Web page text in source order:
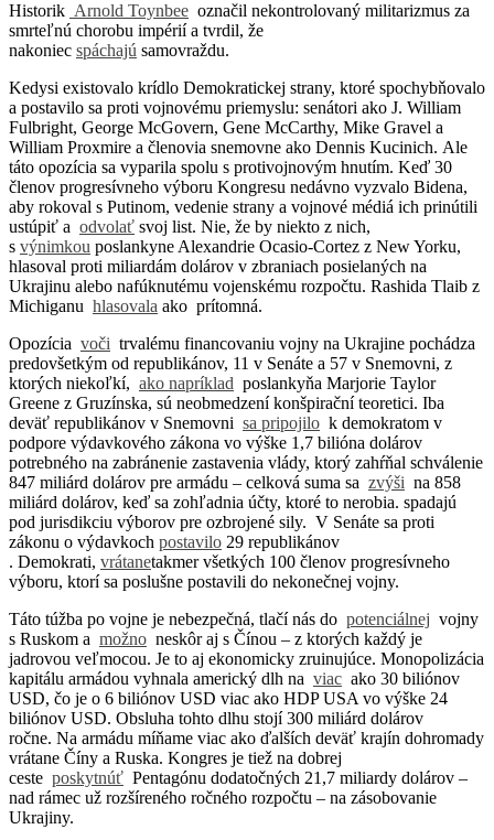
Historik Arnold Toynbee označil nekontrolovaný militarizmus za
smrteľnú chorobu impérií a tvrdil, že
nakoniec spáchajú samovraždu.
Kedysi existovalo krídlo Demokratickej strany, ktoré spochybňovalo
a postavilo sa proti vojnovému priemyslu: senátori ako J. William
Fulbright, George McGovern, Gene McCarthy, Mike Gravel a
William Proxmire a členovia snemovne ako Dennis Kucinich. Ale
táto opozícia sa vyparila spolu s protivojnovým hnutím. Keď 30
členov progresívneho výboru Kongresu nedávno vyzvalo Bidena,
aby rokoval s Putinom, vedenie strany a vojnové médiá ich prinútili
ustúpiť a odvolať svoj list. Nie, že by niekto z nich,
s výnimkou poslankyne Alexandrie Ocasio-Cortez z New Yorku,
hlasoval proti miliardám dolárov v zbraniach posielaných na
Ukrajinu alebo nafúknutému vojenskému rozpočtu. Rashida Tlaib z
Michiganu hlasovala ako prítomná.
Opozícia voči trvalému financovaniu vojny na Ukrajine pochádza
predovšetkým od republikánov, 11 v Senáte a 57 v Snemovni, z
ktorých niekoľkí, ako napríklad poslankyňa Marjorie Taylor
Greene z Gruzínska, sú neobmedzení konšpirační teoretici. Iba
deväť republikánov v Snemovni sa pripojilo k demokratom v
podpore výdavkového zákona vo výške 1,7 bilióna dolárov
potrebného na zabránenie zastavenia vlády, ktorý zahŕňal schválenie
847 miliárd dolárov pre armádu – celková suma sa zvýši na 858
miliárd dolárov, keď sa zohľadnia účty, ktoré to nerobia. spadajú
pod jurisdikciu výborov pre ozbrojené sily. V Senáte sa proti
zákonu o výdavkoch postavilo 29 republikánov
. Demokrati, vrátanetakmer všetkých 100 členov progresívneho
výboru, ktorí sa poslušne postavili do nekonečnej vojny.
Táto túžba po vojne je nebezpečná, tlačí nás do potenciálnej vojny
s Ruskom a možno neskôr aj s Čínou – z ktorých každý je
jadrovou veľmocou. Je to aj ekonomicky zruinujúce. Monopolizácia
kapitálu armádou vyhnala americký dlh na viac ako 30 biliónov
USD, čo je o 6 biliónov USD viac ako HDP USA vo výške 24
biliónov USD. Obsluha tohto dlhu stojí 300 miliárd dolárov
ročne. Na armádu míňame viac ako ďalších deväť krajín dohromady
vrátane Číny a Ruska. Kongres je tiež na dobrej
ceste poskytnúť Pentagónu dodatočných 21,7 miliardy dolárov –
nad rámec už rozšíreného ročného rozpočtu – na zásobovanie
Ukrajiny.